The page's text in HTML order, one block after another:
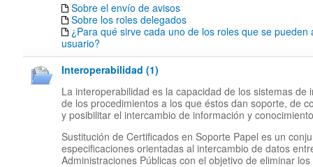
Sobre el envío de avisos
Sobre los roles delegados
¿Para qué sirve cada uno de los roles que se pueden
usuario?
Interoperabilidad (1)
La interoperabilidad es la capacidad de los sistemas de
de los procedimientos a los que éstos dan soporte, de
y posibilitar el intercambio de información y
Sustitución de Certificados en Soporte Papel es un
especificaciones orientadas al intercambio de datos
Administraciones Públicas con el objetivo de eliminar